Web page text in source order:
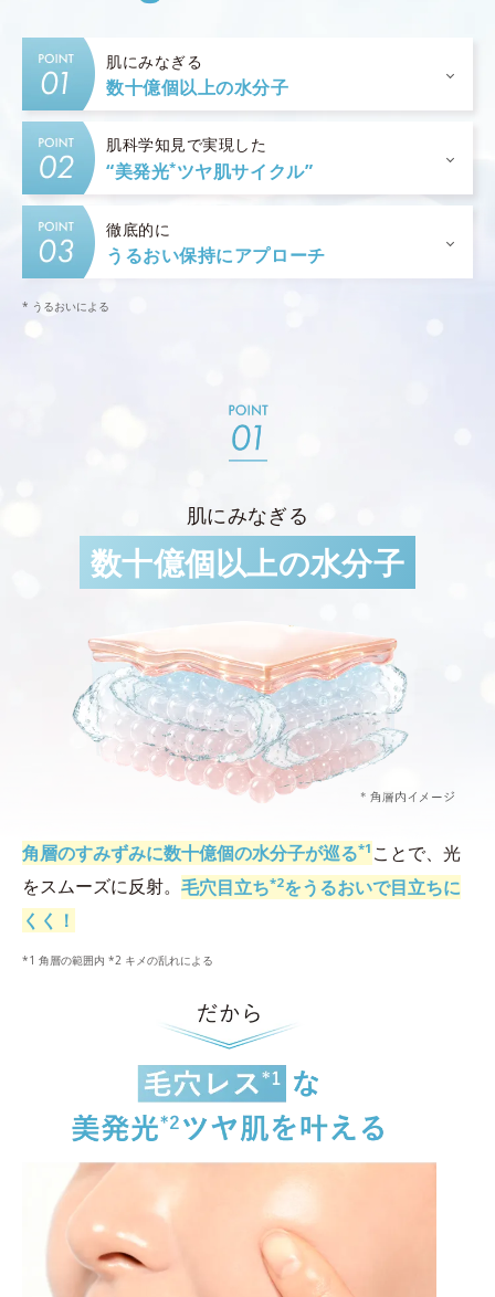
肌にみなぎる
数十億個以上の水分子
肌科学知見で実現した
“美発光*ツヤ肌サイクル”
徹底的に
うるおい保持にアプローチ
* うるおいによる
肌にみなぎる
数十億個以上の水分子
角層のすみずみに数十億個の水分子が巡る*1 ことで、光
をスムーズに反射。 毛穴目立ち*2をうるおいで目立ちに
くく！
*1 角層の範囲内 *2 キメの乱れによる